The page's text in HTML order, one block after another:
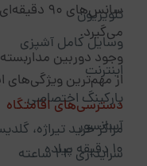
تلویزیون
وسایل کامل آشپزی
اینترنت
پارکینگ اختصاصی
آسانسور
سرایداری ۲۴ ساعته
سانس‌های
می‌گیرد.
از مهم‌ترین
دسترسی‌های اقامتگاه
مراکز خرید تیراژه،
۱۰ دقیقه پیاده